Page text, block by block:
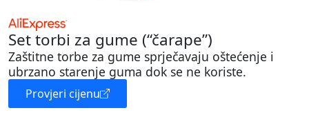
Set torbi za gume (“čarape”)
Zaštitne torbe za gume sprječavaju oštećenje i
ubrzano starenje guma dok se ne koriste.
Provjeri cijenu